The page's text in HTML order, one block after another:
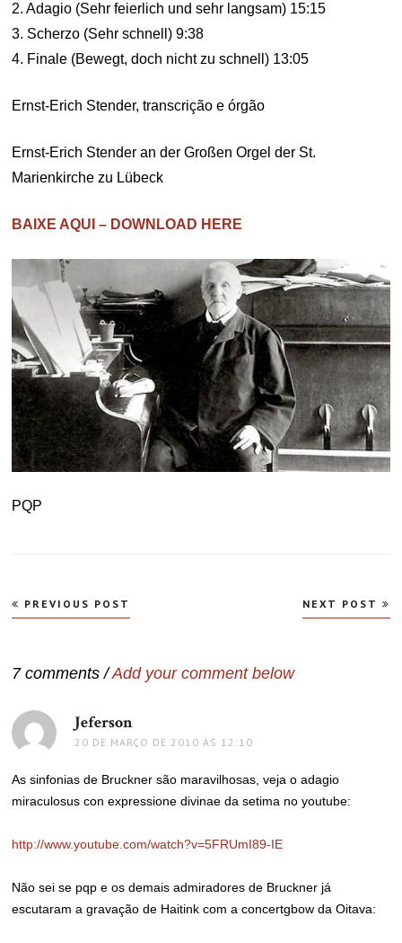
2. Adagio (Sehr feierlich und sehr langsam) 15:15
3. Scherzo (Sehr schnell) 9:38
4. Finale (Bewegt, doch nicht zu schnell) 13:05
Ernst-Erich Stender, transcrição e órgão
Ernst-Erich Stender an der Großen Orgel der St.
Marienkirche zu Lübeck
BAIXE AQUI – DOWNLOAD HERE
PQP
Navegação
de
PREVIOUS POST NEXT POST
7 comments /Add your comment below
Jeferson
20 DE MARÇO DE 2010 ÀS 12:10
As sinfonias de Bruckner são maravilhosas, veja o adagio
miraculosus con expressione divinae da setima no youtube:
http://www.youtube.com/watch?v=5FRUmI89-IE
Não sei se pqp e os demais admiradores de Bruckner já
escutaram a gravação de Haitink com a concertgbow da Oitava: